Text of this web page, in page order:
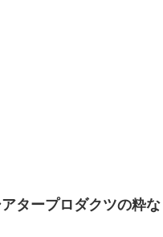
タープロダクツの粋な